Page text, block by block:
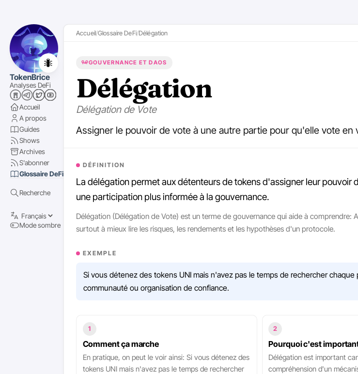
🐜
TokenBrice
Analyses DeFi
Accueil
A propos
Guides
Shows
Archives
S'abonner
Glossaire DeFi
Recherche
Mode sombre
Accueil Glossaire DeFi Délégation
GOUVERNANCE ET DAOS
Délégation
Délégation de Vote
Assigner le pouvoir de vote à une autre partie pour qu'elle vote en
DÉFINITION
La délégation permet aux détenteurs de tokens d'assigner leur
une participation plus informée à la gouvernance.
Délégation (Délégation de Vote) est un terme de gouvernance qui aide à
surtout à mieux lire les risques, les rendements et les hypothèses d'un protocole.
EXEMPLE
Si vous détenez des tokens UNI mais n'avez pas le temps de rechercher
communauté ou organisation de confiance.
1
Comment ça marche
En pratique, on peut le voir ainsi: Si vous détenez des
tokens UNI mais n'avez pas le temps de rechercher
2
Pourquoi c'est
Délégation est important
compréhension d'un